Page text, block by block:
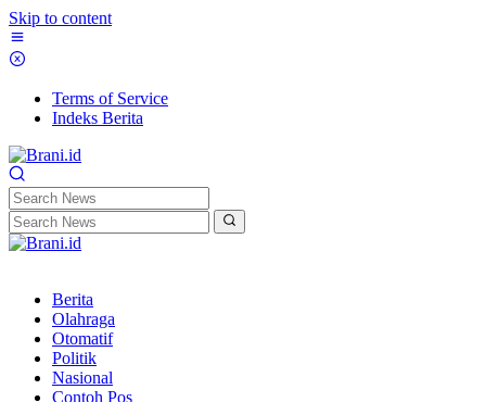
Skip to content
Terms of Service
Indeks Berita
Berita
Olahraga
Otomatif
Politik
Nasional
Contoh Pos